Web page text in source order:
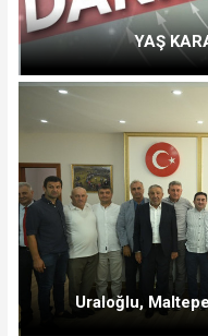
YAŞ
Uraloğlu,